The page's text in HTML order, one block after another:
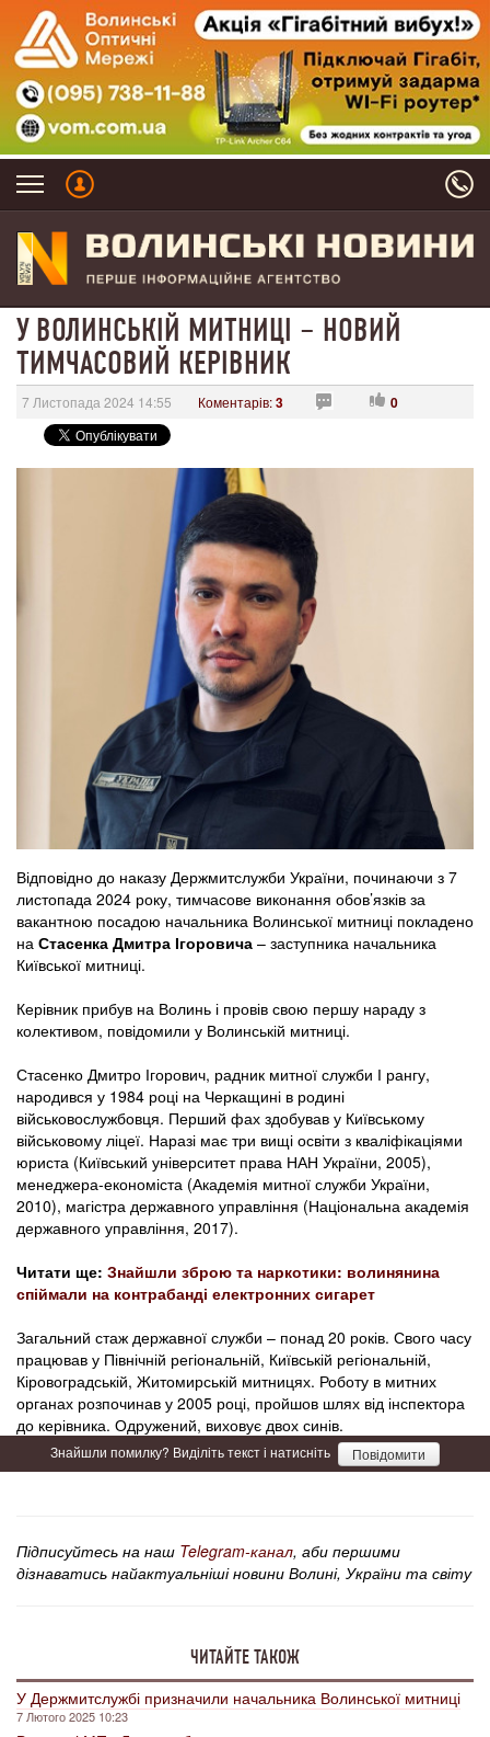
У ВОЛИНСЬКІЙ МИТНИЦІ – НОВИЙ
ТИМЧАСОВИЙ КЕРІВНИК
7 Листопада 2024 14:55 Коментарів:3 0
Відповідно до наказу Держмитслужби України, починаючи з 7
листопада 2024 року, тимчасове виконання обов’язків за
вакантною посадою начальника Волинської митниці покладено
на Стасенка Дмитра Ігоровича – заступника начальника
Київської митниці.
Керівник прибув на Волинь і провів свою першу нараду з
колективом, повідомили у Волинській митниці.
Стасенко Дмитро Ігорович, радник митної служби І рангу,
народився у 1984 році на Черкащині в родині
військовослужбовця. Перший фах здобував у Київському
військовому ліцеї. Наразі має три вищі освіти з кваліфікаціями
юриста (Київський університет права НАН України, 2005),
менеджера-економіста (Академія митної служби України,
2010), магістра державного управління (Національна академія
державного управління, 2017).
Читати ще: Знайшли зброю та наркотики: волинянина
спіймали на контрабанді електронних сигарет
Загальний стаж державної служби – понад 20 років. Свого часу
працював у Північній регіональній, Київській регіональній,
Кіровоградській, Житомирській митницях. Роботу в митних
органах розпочинав у 2005 році, пройшов шлях від інспектора
до керівника. Одружений, виховує двох синів.
Знайшли помилку? Виділіть текст і натисніть Повідомити
Підписуйтесь на наш Telegram-канал, аби першими
дізнаватись найактуальніші новини Волині, України та світу
ЧИТАЙТЕ ТАКОЖ
У Держмитслужбі призначили начальника Волинської митниці
7 Лютого 2025 10:23